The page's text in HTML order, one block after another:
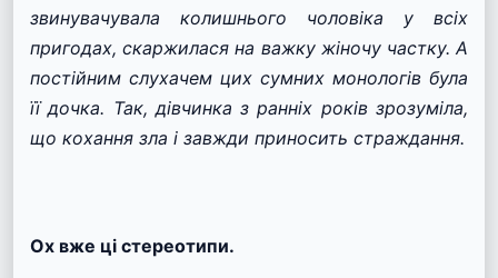
звинувачувала колишнього чоловіка у всіх
пригодах, скаржилася на важку жіночу частку. А
постійним слухачем цих сумних монологів була
її дочка. Так, дівчинка з ранніх років зрозуміла,
що кохання зла і завжди приносить страждання.
Ох вже ці стереотипи.